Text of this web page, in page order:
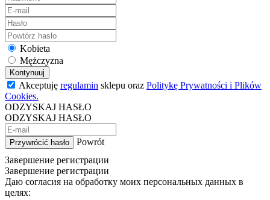
Kobieta
Mężczyzna
Kontynuuj
Akceptuję regulamin sklepu oraz Politykę Prywatności i Plików
Cookies.
ODZYSKAJ HASŁO
ODZYSKAJ HASŁO
Przywrócić hasło
Powrót
Завершение регистрации
Завершение регистрации
Даю согласия на обработку моих персональных данных в
целях: